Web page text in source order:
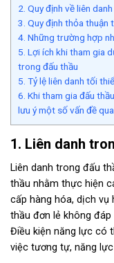
2. Quy định về liên
3. Quy định thỏa thuận
4. Những trường hợp
5. Lợi ích khi tham gia
trong đấu thầu
5. Tỷ lệ liên danh tối
6. Khi tham gia đấu
lưu ý một số vấn đề
1. Liên danh
Liên danh trong đấu
thầu nhằm thực hiện
cấp hàng hóa, dịch vụ
thầu đơn lẻ không
Điều kiện năng lực có
việc tương tự, năng